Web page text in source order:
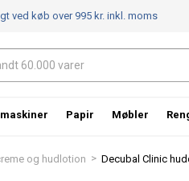
og hudlotion > Decubal Clinic
ved køb over 995 kr.inkl. moms
Papir Møbler